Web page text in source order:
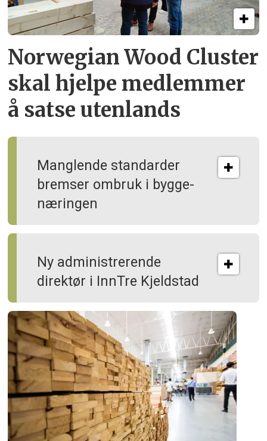
Norwegian Wood Cluster
skal hjelpe medlemmer
å satse utenlands
Manglende standarder
bremser ombruk i bygge­
næringen
Ny administrerende
direktør i InnTre Kjeldstad